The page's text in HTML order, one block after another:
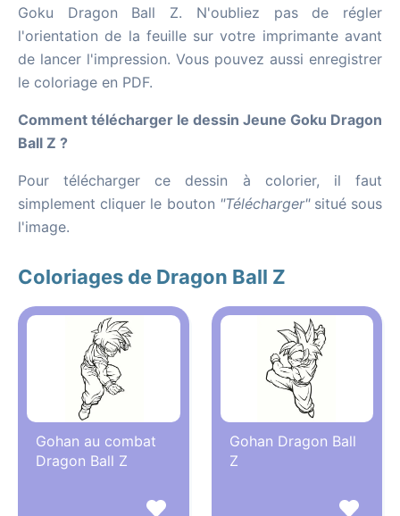
Goku Dragon Ball Z. N'oubliez pas de régler
l'orientation de la feuille sur votre imprimante avant
de lancer l'impression. Vous pouvez aussi enregistrer
le coloriage en PDF.
Comment télécharger le dessin Jeune Goku Dragon
Ball Z ?
Pour télécharger ce dessin à colorier, il faut
simplement cliquer le bouton "Télécharger"situé sous
l'image.
Coloriages de Dragon Ball Z
Gohan au combat
Dragon Ball Z
Gohan Dragon Ball
Z